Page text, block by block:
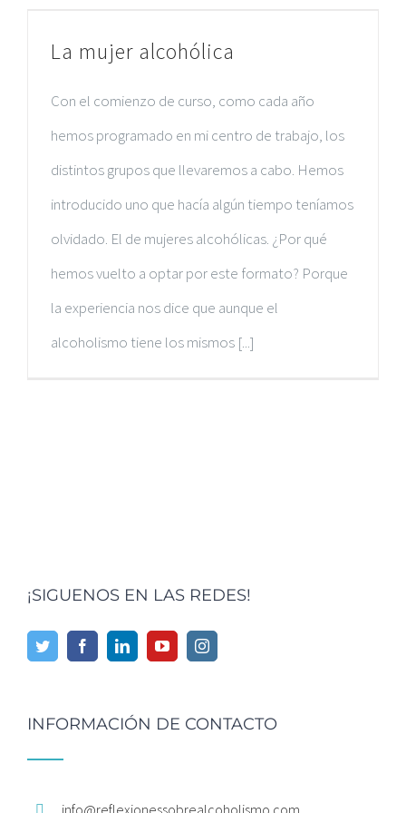
La mujer alcohólica
Con el comienzo de curso, como cada año
hemos programado en mi centro de trabajo, los
distintos grupos que llevaremos a cabo. Hemos
introducido uno que hacía algún tiempo teníamos
olvidado. El de mujeres alcohólicas. ¿Por qué
hemos vuelto a optar por este formato? Porque
la experiencia nos dice que aunque el
alcoholismo tiene los mismos [...]
¡SIGUENOS EN LAS REDES!
INFORMACIÓN DE CONTACTO
info@reflexionessobrealcoholismo.com